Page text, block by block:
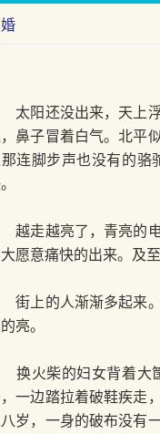
还没出来，天上浮
鼻子冒着白气。北平
连脚步声也没有的骆
越亮了，青亮的电
愿意痛快的出来。及
的人渐渐多起来。
亮。
柴的妇女背着大筐
一边踏拉着破鞋疾走
岁，一身的破布没有